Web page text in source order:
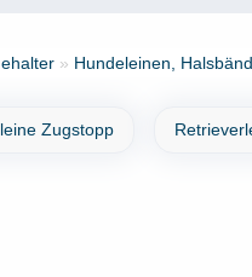
» Hundeleinen,
Zugstopp